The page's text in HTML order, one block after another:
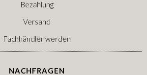
Bezahlung
Versand
Fachhändler werden
NACHFRAGEN